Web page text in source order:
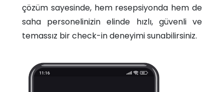
çözüm sayesinde, hem resepsiyonda hem de
saha personelinizin elinde hızlı, güvenli ve
temassız bir check-in deneyimi sunabilirsiniz.